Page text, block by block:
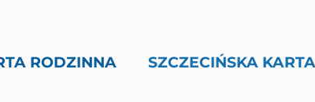
RODZINNA SZCZECIŃSKA